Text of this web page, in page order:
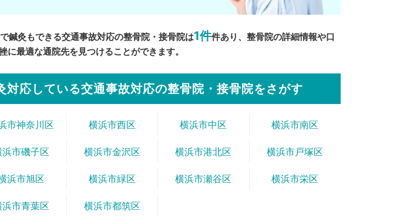
で鍼灸もできる交通事故対応の整骨院・接骨院は1件件あり、整骨院の詳細情報や口
に最適な通院先を見つけることができます。
対応している交通事故対応の整骨院・接骨院をさがす
市神奈川区 横浜市西区 横浜市中区 横浜市南区
浜市磯子区 横浜市金沢区 横浜市港北区 横浜市戸塚区
浜市旭区 横浜市緑区 横浜市瀬谷区 横浜市栄区
浜市青葉区 横浜市都筑区